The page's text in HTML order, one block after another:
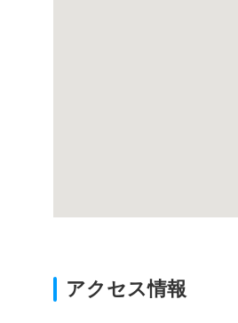
アクセス情報